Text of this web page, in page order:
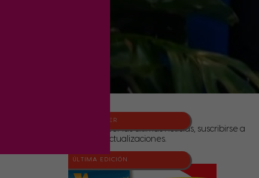
Para conocer las últimas noticias, suscribirse a
nuestras actualizaciones.
ÚLTIMA EDICIÓN
NEWSLETTER